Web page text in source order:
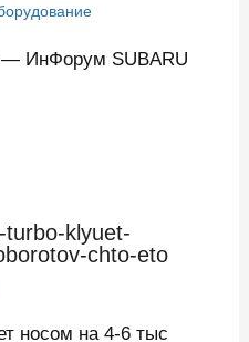
— ИнФорум SUBARU
klyuet-
chto-eto
носом на 4-6 тыс